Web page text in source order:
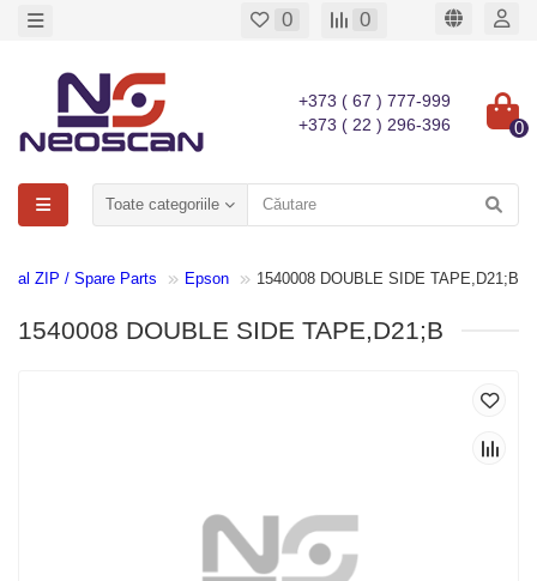
0 0
+373 ( 67 ) 777-999
+373 ( 22 ) 296-396
0
Toate categoriile
ZIP / Spare Parts Epson 1540008 DOUBLE SIDE TAPE,D21;B
1540008 DOUBLE SIDE TAPE,D21;B